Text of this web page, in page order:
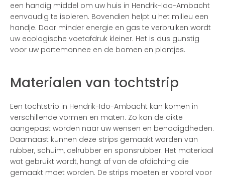
een handig middel om uw huis in Hendrik-Ido-Ambacht
eenvoudig te isoleren. Bovendien helpt u het milieu een
handje. Door minder energie en gas te verbruiken wordt
uw ecologische voetafdruk kleiner. Het is dus gunstig
voor uw portemonnee en de bomen en plantjes.
Materialen van tochtstrip
Een tochtstrip in Hendrik-Ido-Ambacht kan komen in
verschillende vormen en maten. Zo kan de dikte
aangepast worden naar uw wensen en benodigdheden.
Daarnaast kunnen deze strips gemaakt worden van
rubber, schuim, celrubber en sponsrubber. Het materiaal
wat gebruikt wordt, hangt af van de afdichting die
gemaakt moet worden. De strips moeten er vooral voor